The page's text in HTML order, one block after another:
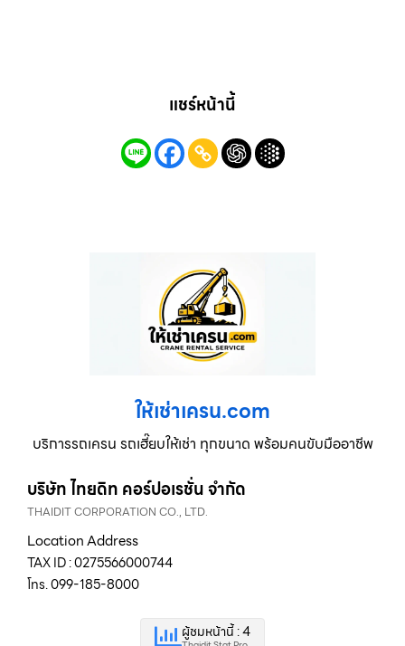
แชร์หน้านี้
ให้เช่าเครน.com
บริการรถเครน รถเฮี๊ยบให้เช่า ทุกขนาด พร้อมคนขับมืออาชีพ
บริษัท ไทยดิท คอร์ปอเรชั่น จำกัด
THAIDIT CORPORATION CO., LTD.
Location Address
TAX ID : 0275566000744
โทร. 099-185-8000
ผู้ชมหน้านี้ : 4